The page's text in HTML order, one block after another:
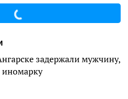
задержали мужчину,
иномарку